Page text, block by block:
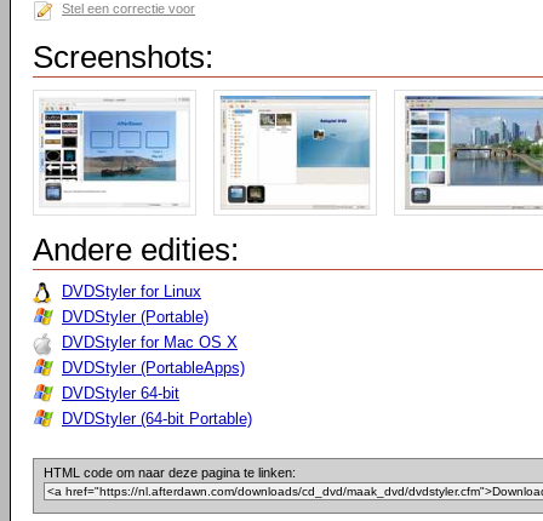
Stel een correctie voor
Screenshots:
Andere edities:
DVDStyler for Linux
DVDStyler (Portable)
DVDStyler for Mac OS X
DVDStyler (PortableApps)
DVDStyler 64-bit
DVDStyler (64-bit Portable)
HTML code om naar deze pagina te linken: